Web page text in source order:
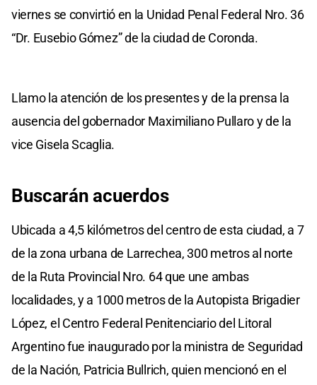
viernes se convirtió en la Unidad Penal Federal Nro. 36
“Dr. Eusebio Gómez” de la ciudad de Coronda.
Llamo la atención de los presentes y de la prensa la
ausencia del gobernador Maximiliano Pullaro y de la
vice Gisela Scaglia.
Buscarán acuerdos
Ubicada a 4,5 kilómetros del centro de esta ciudad, a 7
de la zona urbana de Larrechea, 300 metros al norte
de la Ruta Provincial Nro. 64 que une ambas
localidades, y a 1000 metros de la Autopista Brigadier
López, el Centro Federal Penitenciario del Litoral
Argentino fue inaugurado por la ministra de Seguridad
de la Nación, Patricia Bullrich, quien mencionó en el